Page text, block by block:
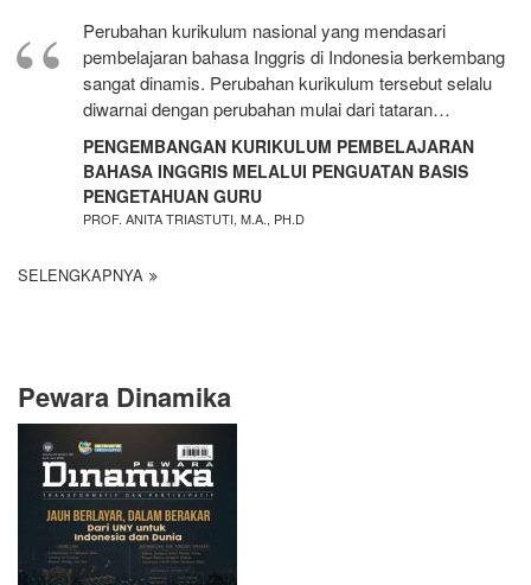
Perubahan kurikulum nasional yang mendasari
pembelajaran bahasa Inggris di Indonesia berkembang
sangat dinamis. Perubahan kurikulum tersebut selalu
diwarnai dengan perubahan mulai dari tataran…
PENGEMBANGAN KURIKULUM PEMBELAJARAN
BAHASA INGGRIS MELALUI PENGUATAN BASIS
PENGETAHUAN GURU
PROF. ANITA TRIASTUTI, M.A., PH.D
SELENGKAPNYA
Pewara Dinamika